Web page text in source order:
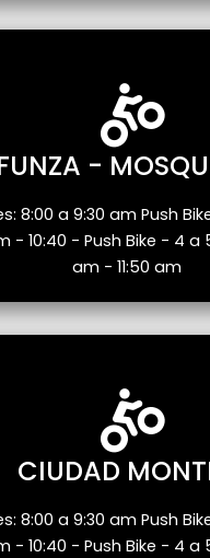
-
8:00 a 9:30 am Push
- 10:40 - Push Bike - 4 a
am - 11:50 am
CIUDAD
8:00 a 9:30 am Push
- 10:40 - Push Bike - 4 a